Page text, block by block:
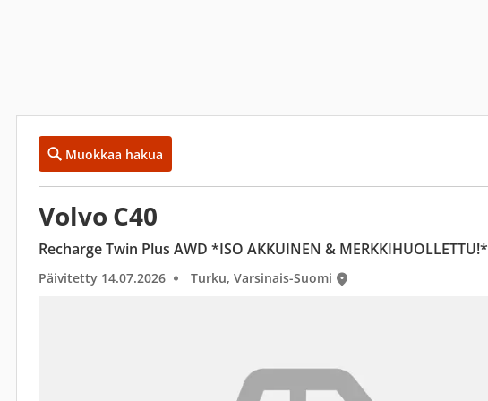
Muokkaa hakua
Volvo C40
Recharge Twin Plus AWD *ISO AKKUINEN & MERKKIHUOLLETTU!*
Päivitetty 14.07.2026 Turku, Varsinais-Suomi